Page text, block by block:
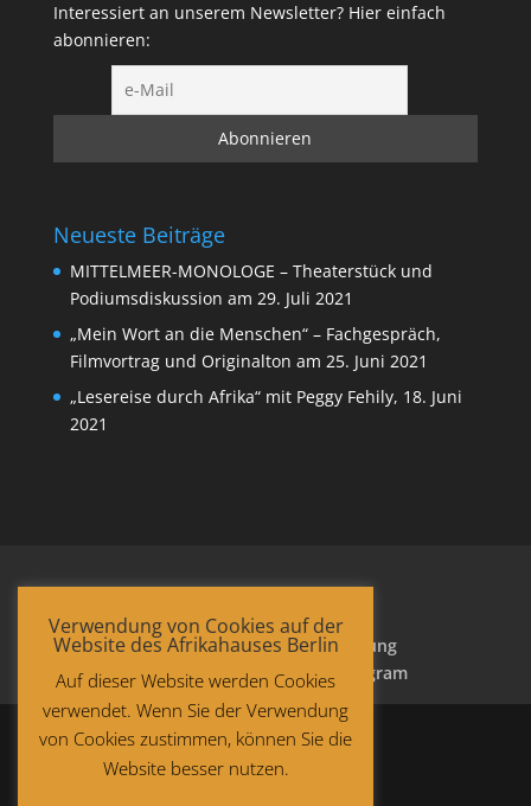
Interessiert an unserem Newsletter? Hier einfach
abonnieren:
Neueste Beiträge
MITTELMEER-MONOLOGE – Theaterstück und
Podiumsdiskussion am 29. Juli 2021
„Mein Wort an die Menschen“ – Fachgespräch,
Filmvortrag und Originalton am 25. Juni 2021
„Lesereise durch Afrika“ mit Peggy Fehily, 18. Juni
2021
Startseite
Datenschutzerklärung
Impressum
Facebook Instagram
Verwendung von Cookies auf der
Website des Afrikahauses Berlin
Auf dieser Website werden Cookies
verwendet. Wenn Sie der Verwendung
von Cookies zustimmen, können Sie die
Website besser nutzen.